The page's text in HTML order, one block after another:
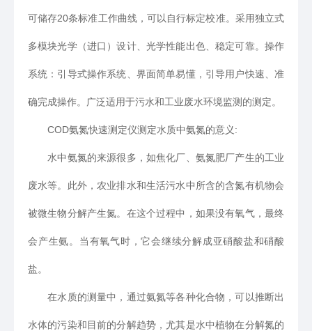
可储存20条标准工作曲线，可以自行标定校准。采用独立式
多模块光学（进口）设计、光学性能出色、稳定可靠。操作
系统：引导式操作系统、界面简单易懂，引导用户快速、准
确完成操作。广泛适用于污水和工业废水环境监测的测定。
COD氨氮快速测定仪测定水质中氨氮的意义:
水中氨氮的来源很多，如焦化厂、氨氮肥厂产生的工业
废水等。此外，农业排水和生活污水中所含的含氮有机物会
被微生物分解产生氮。在这个过程中，如果没有氧气，最终
会产生氨。当有氧气时，它会继续分解成亚硝酸盐和硝酸
盐。
在水质的测量中，通过氨氮等各种化合物，可以推断出
水体的污染和目前的分解趋势，尤其是水中植物在分解氮的